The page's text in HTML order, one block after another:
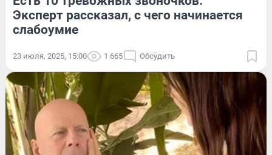
Эксперт рассказал, с чего начинается
слабоумие
23 июля, 2025, 15:00 1 665 Обсудить